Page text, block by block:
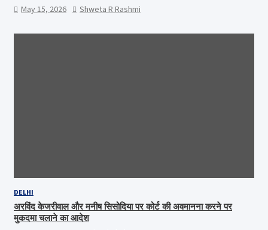
May 15, 2026 Shweta R Rashmi
DELHI
अरविंद केजरीवाल और मनीष सिसोदिया पर कोर्ट की अवमानना करने पर
मुकदमा चलाने का आदेश